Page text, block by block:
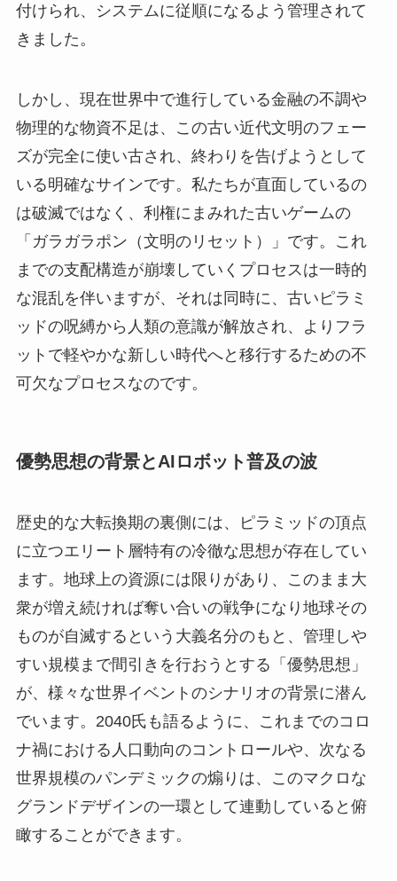
付けられ、システムに従順になるよう管理されて
きました。
しかし、現在世界中で進行している金融の不調や
物理的な物資不足は、この古い近代文明のフェー
ズが完全に使い古され、終わりを告げようとして
いる明確なサインです。私たちが直面しているの
は破滅ではなく、利権にまみれた古いゲームの
「ガラガラポン（文明のリセット）」です。これ
までの支配構造が崩壊していくプロセスは一時的
な混乱を伴いますが、それは同時に、古いピラミ
ッドの呪縛から人類の意識が解放され、よりフラ
ットで軽やかな新しい時代へと移行するための不
可欠なプロセスなのです。
優勢思想の背景とAIロボット普及の波
歴史的な大転換期の裏側には、ピラミッドの頂点
に立つエリート層特有の冷徹な思想が存在してい
ます。地球上の資源には限りがあり、このまま大
衆が増え続ければ奪い合いの戦争になり地球その
ものが自滅するという大義名分のもと、管理しや
すい規模まで間引きを行おうとする「優勢思想」
が、様々な世界イベントのシナリオの背景に潜ん
でいます。2040氏も語るように、これまでのコロ
ナ禍における人口動向のコントロールや、次なる
世界規模のパンデミックの煽りは、このマクロな
グランドデザインの一環として連動していると俯
瞰することができます。